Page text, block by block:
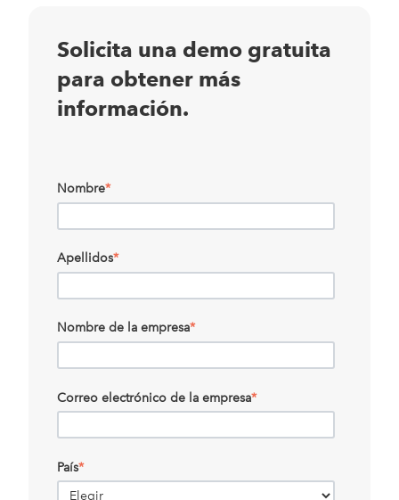
Solicita una demo gratuita
para obtener más
información.
Nombre*
Apellidos*
Nombre de la empresa*
Correo electrónico de la empresa*
País*